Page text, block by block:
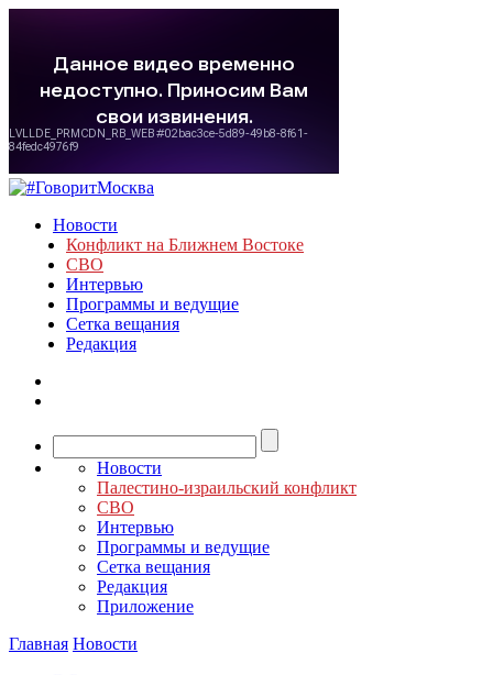
Новости
Конфликт на Ближнем Востоке
СВО
Интервью
Программы и ведущие
Сетка вещания
Редакция
Новости
Палестино-израильский конфликт
СВО
Интервью
Программы и ведущие
Сетка вещания
Редакция
Приложение
Главная Новости